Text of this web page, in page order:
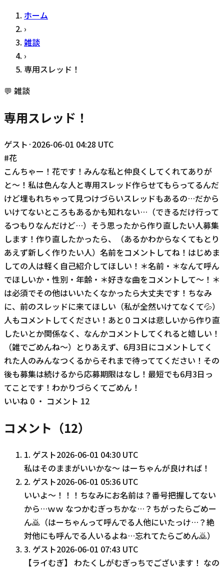
ホーム
›
雑談
›
専用スレッド！
💬 雑談
専用スレッド！
ゲスト ·2026-06-01 04:28 UTC
#花
こんちゃー！花です！みんな私と仲良くしてくれてありが
と〜！私は色んな人と専用スレッド作らせてもらってるんだ
けど埋もれちゃって見つけづらいスレッドもあるの…だから
いけてないところもあるかも知れない…（できるだけ行って
るつもりなんだけど…）そう思ったから作り直したい人募集
します！作り直したかったら、（あるかわからなくてもとり
あえず新しく作りたい人）名前をコメントしてね！はじめま
しての人は軽く自己紹介してほしい！＊名前・＊なんて呼ん
でほしいか・性別・年齢・＊好きな曲をコメントして〜！＊
は必須でその他はいいたくなかったら大丈夫です！ちなみ
に、前のスレッドに来てほしい（私が全然いけてなくて💦）
人もコメントしてください！あと０コメは悲しいから作り直
したいとか関係なく、なんかコメントしてくれると嬉しい！
（雑でごめんね〜）とりあえず、6月3日にコメントしてく
れた人のみんなつくるからそれまで待っててください！その
後も募集は続けるから応募期限はなし！最短でも6月3日っ
てことです！わかりづらくてごめん！
いいね 0 ・ コメント 12
コメント（12）
1. ゲスト2026-06-01 04:30 UTC
私はそのままがいいかな～ はーちゃんが良ければ！
2. ゲスト2026-06-01 05:36 UTC
いいよ〜！！！ちなみにお名前は？番号把握してない
から…ｗｗ なつかむぎっちかな…？ちがったらごめー
ん🙇（はーちゃんって呼んでる人他にいたっけ…？絶
対他にも呼んでる人いるよね…忘れてたらごめん🙇）
3. ゲスト2026-06-01 07:43 UTC
【ライむぎ】 わたくしがむぎっちでございます！ なの